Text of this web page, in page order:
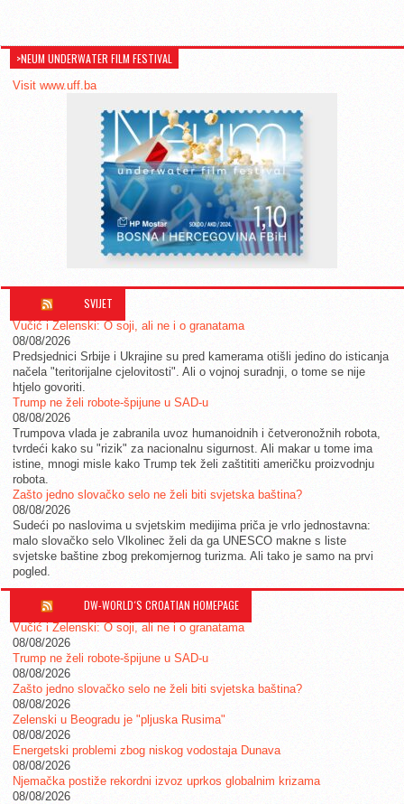
>NEUM UNDERWATER FILM FESTIVAL
Visit www.uff.ba
SVIJET
Vučić i Zelenski: O soji, ali ne i o granatama
08/08/2026
Predsjednici Srbije i Ukrajine su pred kamerama otišli jedino do isticanja
načela "teritorijalne cjelovitosti". Ali o vojnoj suradnji, o tome se nije
htjelo govoriti.
Trump ne želi robote-špijune u SAD-u
08/08/2026
Trumpova vlada je zabranila uvoz humanoidnih i četveronožnih robota,
tvrdeći kako su "rizik" za nacionalnu sigurnost. Ali makar u tome ima
istine, mnogi misle kako Trump tek želi zaštititi američku proizvodnju
robota.
Zašto jedno slovačko selo ne želi biti svjetska baština?
08/08/2026
Sudeći po naslovima u svjetskim medijima priča je vrlo jednostavna:
malo slovačko selo Vlkolinec želi da ga UNESCO makne s liste
svjetske baštine zbog prekomjernog turizma. Ali tako je samo na prvi
pogled.
DW-WORLD´S CROATIAN HOMEPAGE
Vučić i Zelenski: O soji, ali ne i o granatama
08/08/2026
Trump ne želi robote-špijune u SAD-u
08/08/2026
Zašto jedno slovačko selo ne želi biti svjetska baština?
08/08/2026
Zelenski u Beogradu je "pljuska Rusima"
08/08/2026
Energetski problemi zbog niskog vodostaja Dunava
08/08/2026
Njemačka postiže rekordni izvoz uprkos globalnim krizama
08/08/2026